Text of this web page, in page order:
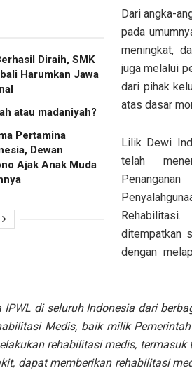
Diraih, SMK
Harumkan Jawa
atau madaniyah?
Pertamina
Dewan
Ajak Anak Muda
Dari angka-
pada
meningkat,
juga melalui
dari pihak
atas dasar
Lilik Dewi
telah
ditempatkan
dengan
IPWL di seluruh Indonesia dari
Medis, baik milik
rehabilitasi medis,
dapat memberikan rehabilitasi